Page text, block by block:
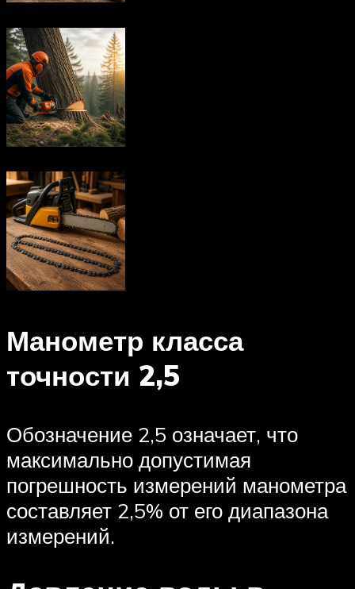
Манометр класса
точности 2,5
Обозначение 2,5 означает, что
максимально допустимая
погрешность измерений манометра
составляет 2,5% от его диапазона
измерений.